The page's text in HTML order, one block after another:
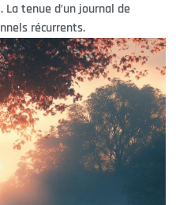
tenue d’un journal de
récurrents.